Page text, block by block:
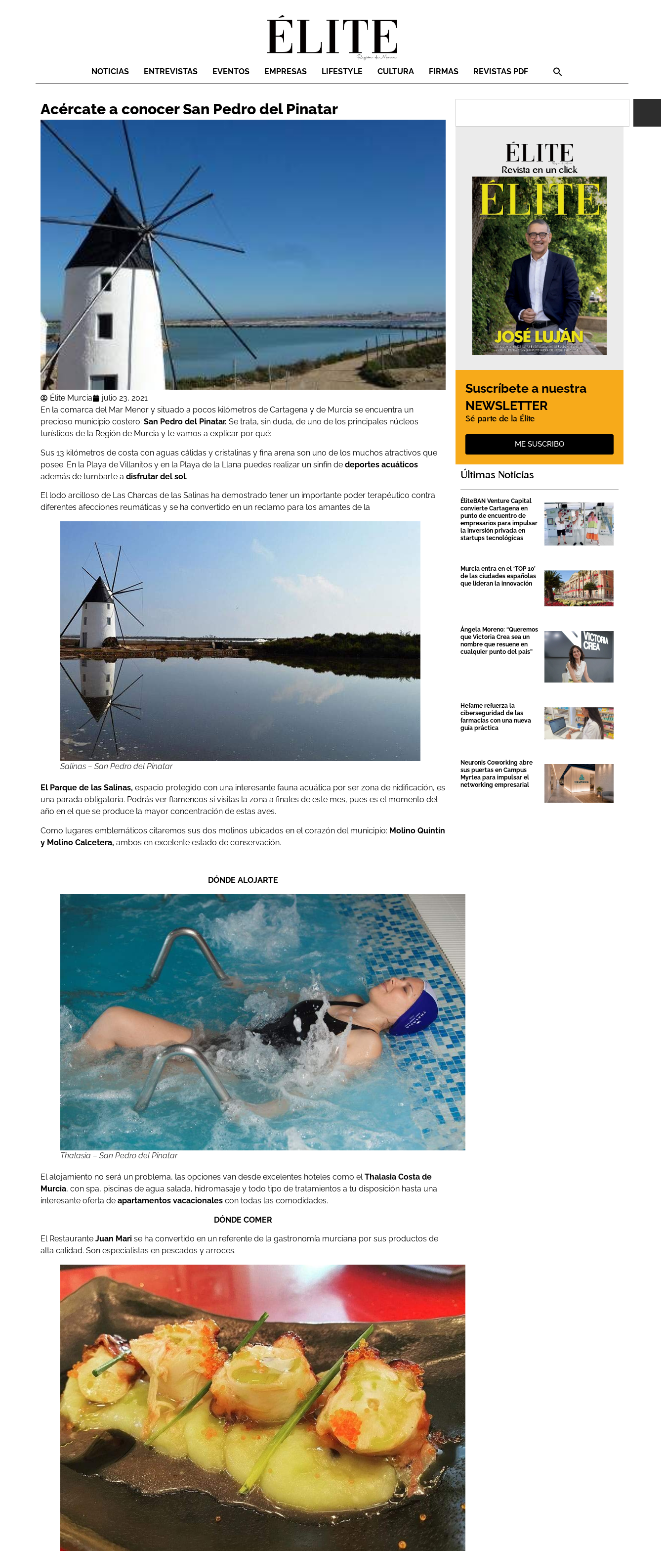
NOTICIAS ENTREVISTAS EVENTOS EMPRESAS LIFESTYLE CULTURA FIRMAS REVISTAS PDF
Acércate a conocer San Pedro del Pinatar
Élite Murcia
julio 23, 2021
En la comarca del Mar Menor y situado a pocos kilómetros de Cartagena y de Murcia se encuentra un
precioso municipio costero: San Pedro del Pinatar. Se trata, sin duda, de uno de los principales núcleos
turísticos de la Región de Murcia y te vamos a explicar por qué:
Sus 13 kilómetros de costa con aguas cálidas y cristalinas y fina arena son uno de los muchos atractivos que
posee. En la Playa de Villanitos y en la Playa de la Llana puedes realizar un sinfín de deportes acuáticos
además de tumbarte a disfrutar del sol.
El lodo arcilloso de Las Charcas de las Salinas ha demostrado tener un importante poder terapéutico contra
diferentes afecciones reumáticas y se ha convertido en un reclamo para los amantes de la
Salinas – San Pedro del Pinatar
El Parque de las Salinas, espacio protegido con una interesante fauna acuática por ser zona de nidificación, es
una parada obligatoria. Podrás ver flamencos si visitas la zona a finales de este mes, pues es el momento del
año en el que se produce la mayor concentración de estas aves.
Como lugares emblemáticos citaremos sus dos molinos ubicados en el corazón del municipio: Molino Quintín
y Molino Calcetera, ambos en excelente estado de conservación.
DÓNDE ALOJARTE
Thalasia – San Pedro del Pinatar
El alojamiento no será un problema, las opciones van desde excelentes hoteles como elThalasia Costa de
Murcia, con spa, piscinas de agua salada, hidromasaje y todo tipo de tratamientos a tu disposición hasta una
interesante oferta de apartamentos vacacionales con todas las comodidades.
DÓNDE COMER
El Restaurante Juan Mari se ha convertido en un referente de la gastronomía murciana por sus productos de
alta calidad. Son especialistas en pescados y arroces.
Revista en un click
Suscríbete a nuestra
NEWSLETTER
Sé parte de la Élite
ME SUSCRIBO
Últimas Noticias
ÉliteBAN Venture Capital
convierte Cartagena en
punto de encuentro de
empresarios para impulsar
la inversión privada en
startups tecnológicas
Murcia entra en el ‘TOP 10’
de las ciudades españolas
que lideran la innovación
Ángela Moreno: “Queremos
que Victoria Crea sea un
nombre que resuene en
cualquier punto del país”
Hefame refuerza la
ciberseguridad de las
farmacias con una nueva
guía práctica
Neuronis Coworking abre
sus puertas en Campus
Myrtea para impulsar el
networking empresarial